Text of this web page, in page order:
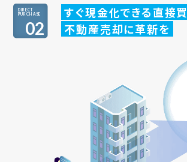
DIRECT
PURCHASE
02
すぐ現金化できる直接
不動産売却に革新を